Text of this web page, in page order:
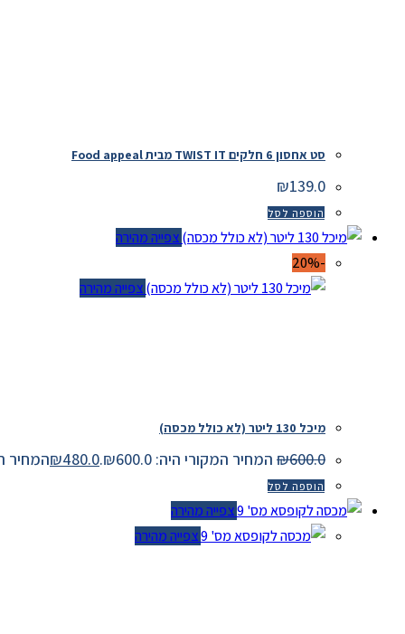
סט אחסון 6 חלקים TWIST IT מבית Food appeal
₪139.0
הוספה לסל
צפייה מהירה
צפייה מהירה
מיכל 130 ליטר (לא כולל מכסה)
₪600.0 המחיר המקורי היה: ₪600.0. ₪480.0 המחיר
הוספה לסל
צפייה מהירה
צפייה מהירה